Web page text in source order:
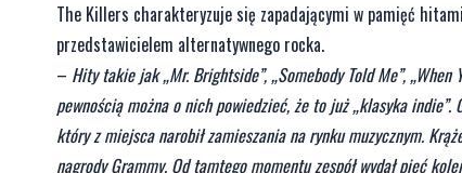
The Killers charakteryzuje się zapadającymi w pamięć
przedstawicielem alternatywnego rocka.
– Hity takie jak „Mr. Brightside”, „Somebody Told Me”,
pewnością można o nich powiedzieć, że to już „klasyka
który z miejsca narobił zamieszania na rynku muzycznym.
nagrody Grammy. Od tamtego momentu zespół wydał pięć